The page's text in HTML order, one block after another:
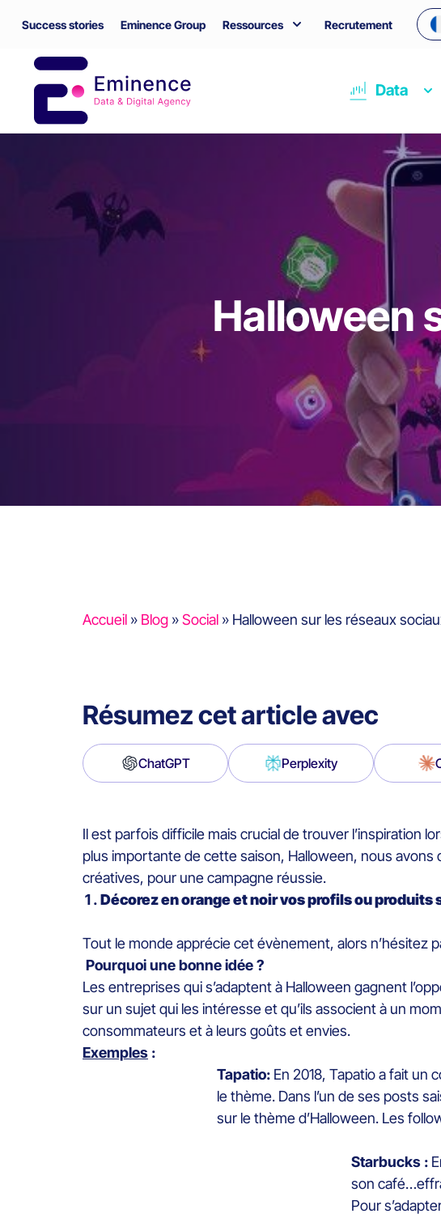
Success stories Eminence Group Ressources Recrutement
Data
Halloween
Accueil » Blog »Social » Halloween sur les réseaux
Résumez cet article avec
ChatGPT Perplexity
Il est parfois difficile mais crucial de trouver l’inspiration
plus importante de cette saison, Halloween, nous
créatives, pour une campagne réussie.
Décorez en orange et noir vos profils ou produits
Tout le monde apprécie cet évènement, alors n’hésitez
Pourquoi une bonne idée ?
Les entreprises qui s’adaptent à Halloween gagnent
sur un sujet qui les intéresse et qu’ils associent à un
consommateurs et à leurs goûts et envies.
Exemples :
Tapatio: En 2018, Tapatio a fait
le thème. Dans l’un de ses posts
sur le thème d’Halloween. Les
Starbucks :
son
Pour